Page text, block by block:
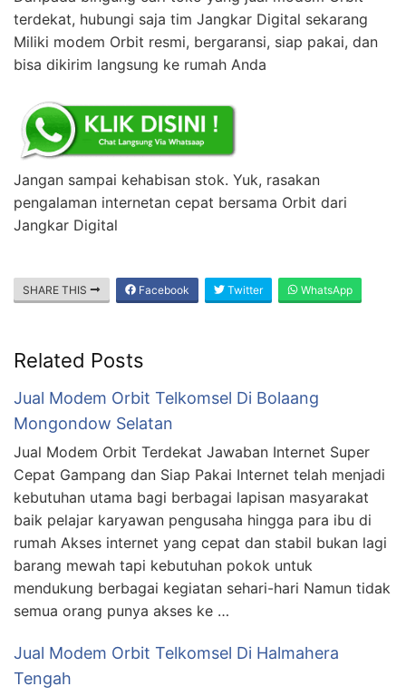
terdekat, hubungi saja tim Jangkar Digital sekarang
Miliki modem Orbit resmi, bergaransi, siap pakai, dan
bisa dikirim langsung ke rumah Anda
Jangan sampai kehabisan stok. Yuk, rasakan
pengalaman internetan cepat bersama Orbit dari
Jangkar Digital
SHARE THIS Facebook Twitter WhatsApp
Related Posts
Jual Modem Orbit Telkomsel Di Bolaang
Mongondow Selatan
Jual Modem Orbit Terdekat Jawaban Internet Super
Cepat Gampang dan Siap Pakai Internet telah menjadi
kebutuhan utama bagi berbagai lapisan masyarakat
baik pelajar karyawan pengusaha hingga para ibu di
rumah Akses internet yang cepat dan stabil bukan lagi
barang mewah tapi kebutuhan pokok untuk
mendukung berbagai kegiatan sehari-hari Namun tidak
semua orang punya akses ke …
Jual Modem Orbit Telkomsel Di Halmahera
Tengah